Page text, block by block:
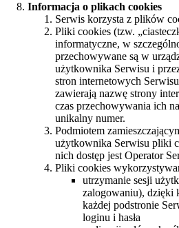
Informacja o plikach cookies
Serwis korzysta z plików
Pliki cookies (tzw.
informatyczne, w
przechowywane są w
użytkownika Serwisu i
stron internetowych
zawierają nazwę strony
czas przechowywania ich
unikalny numer.
Podmiotem
użytkownika Serwisu pliki
nich dostęp jest Operator
Pliki cookies
utrzymanie sesji
zalogowaniu), dzięki
każdej podstronie
loginu i hasła